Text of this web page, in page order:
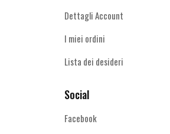
Dettagli Account
I miei ordini
Lista dei desideri
Social
Facebook